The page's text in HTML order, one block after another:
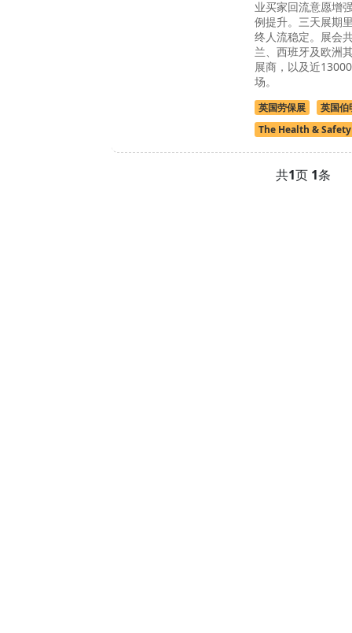
业买家回流意愿增
例提升。三天展期
终人流稳定。展会
兰、西班牙及欧洲
展商，以及近
场。
英国劳保展
英国伯
The Health &
共1页 1条